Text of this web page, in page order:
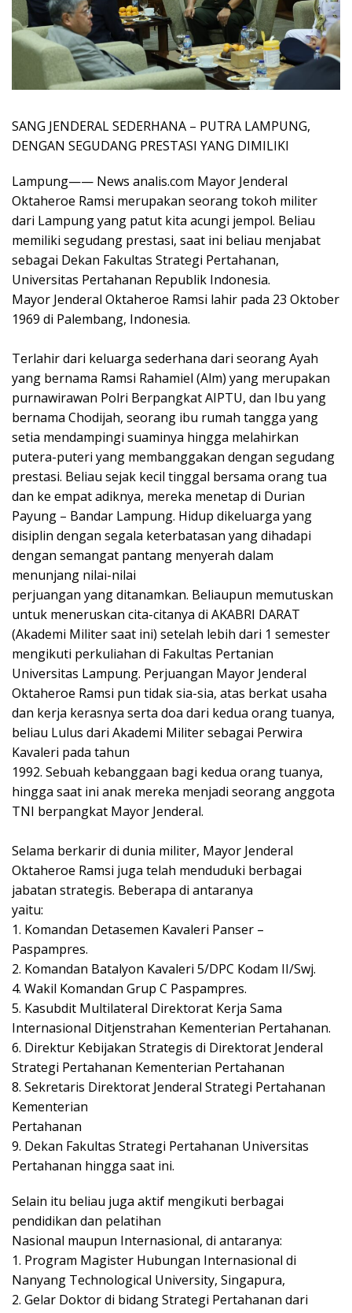
SANG JENDERAL SEDERHANA – PUTRA LAMPUNG,
DENGAN SEGUDANG PRESTASI YANG DIMILIKI
Lampung—— News analis.com Mayor Jenderal
Oktaheroe Ramsi merupakan seorang tokoh militer
dari Lampung yang patut kita acungi jempol. Beliau
memiliki segudang prestasi, saat ini beliau menjabat
sebagai Dekan Fakultas Strategi Pertahanan,
Universitas Pertahanan Republik Indonesia.
Mayor Jenderal Oktaheroe Ramsi lahir pada 23 Oktober
1969 di Palembang, Indonesia.
Terlahir dari keluarga sederhana dari seorang Ayah
yang bernama Ramsi Rahamiel (Alm) yang merupakan
purnawirawan Polri Berpangkat AIPTU, dan Ibu yang
bernama Chodijah, seorang ibu rumah tangga yang
setia mendampingi suaminya hingga melahirkan
putera-puteri yang membanggakan dengan segudang
prestasi. Beliau sejak kecil tinggal bersama orang tua
dan ke empat adiknya, mereka menetap di Durian
Payung – Bandar Lampung. Hidup dikeluarga yang
disiplin dengan segala keterbatasan yang dihadapi
dengan semangat pantang menyerah dalam
menunjang nilai-nilai
perjuangan yang ditanamkan. Beliaupun memutuskan
untuk meneruskan cita-citanya di AKABRI DARAT
(Akademi Militer saat ini) setelah lebih dari 1 semester
mengikuti perkuliahan di Fakultas Pertanian
Universitas Lampung. Perjuangan Mayor Jenderal
Oktaheroe Ramsi pun tidak sia-sia, atas berkat usaha
dan kerja kerasnya serta doa dari kedua orang tuanya,
beliau Lulus dari Akademi Militer sebagai Perwira
Kavaleri pada tahun
1992. Sebuah kebanggaan bagi kedua orang tuanya,
hingga saat ini anak mereka menjadi seorang anggota
TNI berpangkat Mayor Jenderal.
Selama berkarir di dunia militer, Mayor Jenderal
Oktaheroe Ramsi juga telah menduduki berbagai
jabatan strategis. Beberapa di antaranya
yaitu:
1. Komandan Detasemen Kavaleri Panser –
Paspampres.
2. Komandan Batalyon Kavaleri 5/DPC Kodam II/Swj.
4. Wakil Komandan Grup C Paspampres.
5. Kasubdit Multilateral Direktorat Kerja Sama
Internasional Ditjenstrahan Kementerian Pertahanan.
6. Direktur Kebijakan Strategis di Direktorat Jenderal
Strategi Pertahanan Kementerian Pertahanan
8. Sekretaris Direktorat Jenderal Strategi Pertahanan
Kementerian
Pertahanan
9. Dekan Fakultas Strategi Pertahanan Universitas
Pertahanan hingga saat ini.
Selain itu beliau juga aktif mengikuti berbagai
pendidikan dan pelatihan
Nasional maupun Internasional, di antaranya:
1. Program Magister Hubungan Internasional di
Nanyang Technological University, Singapura,
2. Gelar Doktor di bidang Strategi Pertahanan dari